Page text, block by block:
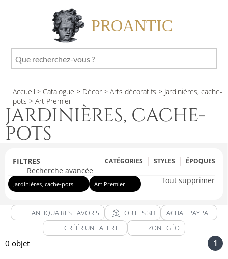
PROANTIC
Que
recherchez-
?
Accueil > Catalogue > Décor> Arts décoratifs > Jardinières, cache-
pots > Art Premier
JARDINIÈRES, CACHE-
POTS
FILTRES CATÉGORIES STYLES ÉPOQUES
Recherche avancée
Tout supprimer
Jardinières, cache-pots Art Premier
ANTIQUAIRES FAVORIS view_in_ar OBJETS 3D
ACHAT PAYPAL
CRÉÉR UNE ALERTE
ZONE GÉO
0 objet 1